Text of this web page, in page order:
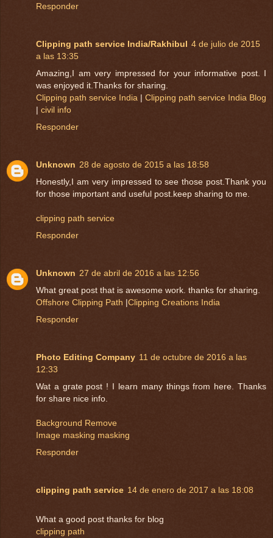
Responder
Clipping path service India/Rakhibul 4 de julio de 2015
a las 13:35
Amazing,I am very impressed for your informative post. I
was enjoyed it.Thanks for sharing.
Clipping path service India | Clipping path service India Blog
| civil info
Responder
Unknown 28 de agosto de 2015 a las 18:58
Honestly,I am very impressed to see those post.Thank you
for those important and useful post.keep sharing to me.
clipping path service
Responder
Unknown 27 de abril de 2016 a las 12:56
What great post that is awesome work. thanks for sharing.
Offshore Clipping Path |Clipping Creations India
Responder
Photo Editing Company 11 de octubre de 2016 a las
12:33
Wat a grate post ! I learn many things from here. Thanks
for share nice info.
Background Remove
Image masking masking
Responder
clipping path service 14 de enero de 2017 a las 18:08
What a good post thanks for blog
clipping path